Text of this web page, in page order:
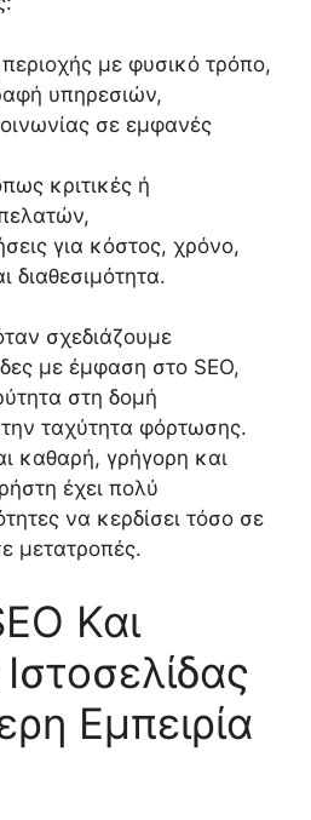
με φυσικό τρόπο,
υπηρεσιών,
σε εμφανές
κριτικές ή
για κόστος, χρόνο,
διαθεσιμότητα.
σχεδιάζουμε
με έμφαση στο SEO,
στη δομή
ταχύτητα φόρτωσης.
καθαρή, γρήγορη και
έχει πολύ
να κερδίσει τόσο σε
μετατροπές.
Και
Εμπειρία